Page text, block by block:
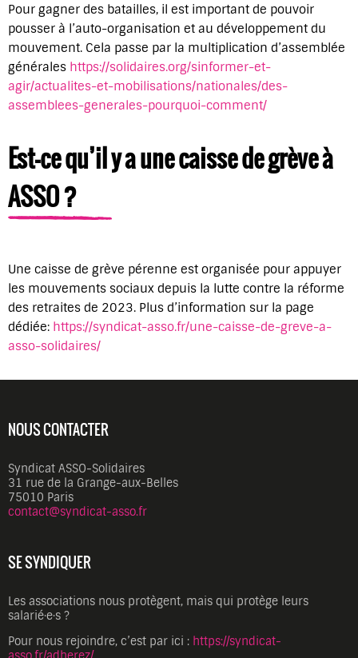
Pour gagner des batailles, il est important de pouvoir
pousser à l’auto-organisation et au développement du
mouvement. Cela passe par la multiplication d’assemblée
générales https://solidaires.org/sinformer-et-
agir/actualites-et-mobilisations/nationales/des-
assemblees-generales-pourquoi-comment/
Est-ce qu’il y a une caisse de grève à
ASSO ?
Une caisse de grève pérenne est organisée pour appuyer
les mouvements sociaux depuis la lutte contre la réforme
des retraites de 2023. Plus d’information sur la page
dédiée: https://syndicat-asso.fr/une-caisse-de-greve-a-
asso-solidaires/
NOUS CONTACTER
Syndicat ASSO-Solidaires
31 rue de la Grange-aux-Belles
75010 Paris
contact@syndicat-asso.fr
SE SYNDIQUER
Les associations nous protègent, mais qui protège leurs
salarié·e·s ?
Pour nous rejoindre, c’est par ici : https://syndicat-